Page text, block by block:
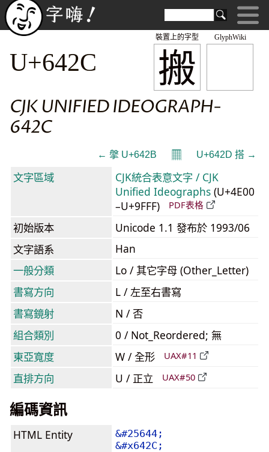
GlyphWiki
搬
裝置上的字型
U+642C
CJK UNIFIED IDEOGRAPH-
642C
← 搫 U+642B 𝄜 U+642D 搭 →
文字區域
CJK統合表意文字 / CJK
Unified Ideographs (U+4E00
–U+9FFF)
PDF表格
初始版本
Unicode 1.1 發布於 1993/06
文字語系
Han
一般分類
Lo / 其它字母 (Other_Letter)
書寫方向
L / 左至右書寫
書寫鏡射
N / 否
組合類別
0 / Not_Reordered; 無
東亞寬度
W / 全形 UAX#11
直排方向 U / 正立 UAX#50
編碼資訊
HTML Entity
&#25644;
&#x642C;